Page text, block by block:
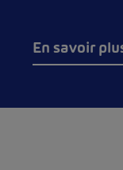
En savoir